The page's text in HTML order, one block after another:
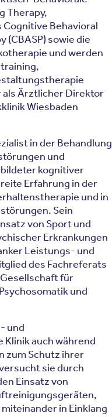
Therapy,
Behavioral
(CBASP) sowie die
und werden
als Ärztlicher Direktor
Wiesbaden
in der Behandlung
und
kognitiver
Erfahrung in der
und in
Sein
von Sport und
Erkrankungen
Leistungs- und
des Fachreferats
für
und
und
auch während
zum Schutz ihrer
sie durch
Einsatz von
in Einklang